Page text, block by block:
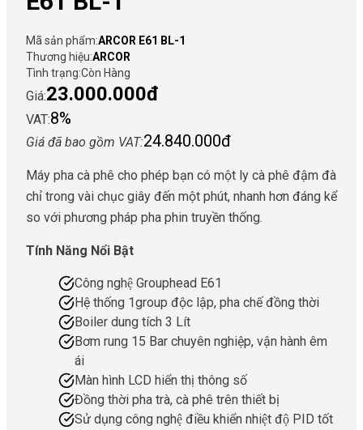
Mã sản phẩm:ARCOR E61 BL-1
Thương hiệu:ARCOR
Tình trạng:Còn Hàng
Giá:23.000.000đ
VAT:8%
Giá đã bao gồm VAT:24.840.000đ
Máy pha cà phê cho phép bạn có một ly cà phê đậm đà
chỉ trong vài chục giây đến một phút, nhanh hơn đáng kể
so với phương pháp pha phin truyền thống.
Tính Năng Nổi Bật
Công nghệ Grouphead E61
Hệ thống 1group độc lập, pha chế đồng thời
Boiler dung tích 3 Lít
Bơm rung 15 Bar chuyên nghiệp, vận hành êm
ái
Màn hình LCD hiển thị thông số
Đồng thời pha trà, cà phê trên thiết bị
Sử dụng công nghệ điều khiển nhiệt độ PID tốt